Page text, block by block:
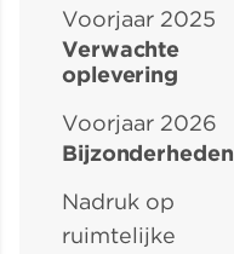
Voorjaar 2025
Verwachte
oplevering
Voorjaar 2026
Bijzonderheden
Nadruk op
ruimtelijke